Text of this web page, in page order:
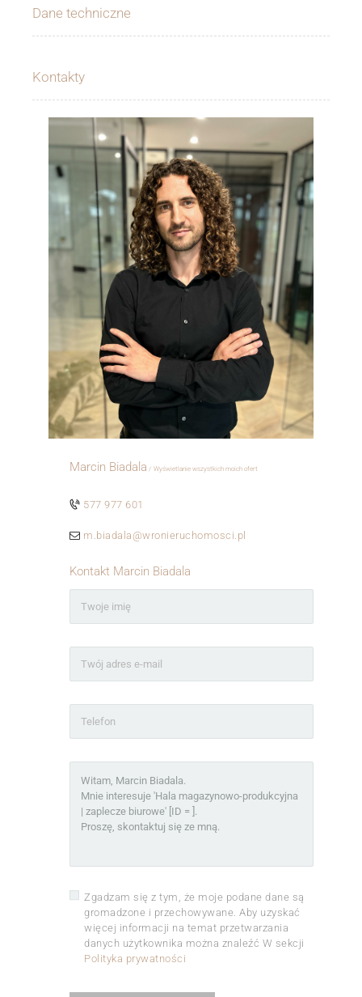
Dane techniczne
Kontakty
Marcin Biadala Wyświetlanie wszystkich moich ofert
577 977 601
m.biadala@wronieruchomosci.pl
Kontakt Marcin Biadala
Zgadzam się z tym, że moje podane dane są
gromadzone i przechowywane. Aby uzyskać
więcej informacji na temat przetwarzania
danych użytkownika można znaleźć W sekcji
Polityka prywatności